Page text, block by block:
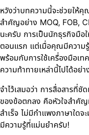
หวังว่าบทความนี้จะช่วยให้
สำคัญอย่าง MOQ, FOB,
นะครับ การเป็นนักธุรกิจมือ
ตอนแรก แต่เมื่อคุณมีความรู้
พร้อมกับการใช้เครื่องมือเท
ความท้าทายเหล่านี้ไปได้อย่
จำไว้เสมอว่า การสื่อสารที่ชั
ของข้อตกลง คือหัวใจสำคัญ
สำเร็จ ไม่มีกำแพงภาษาใด
มีความรู้ที่แม่นยำครับ!